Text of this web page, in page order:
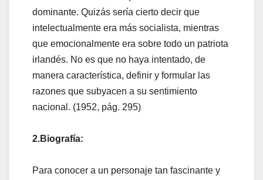
dominante. Quizás sería cierto decir que
intelectualmente era más socialista, mientras
que emocionalmente era sobre todo un patriota
irlandés. No es que no haya intentado, de
manera característica, definir y formular las
razones que subyacen a su sentimiento
nacional. (1952, pág. 295)
2.Biografía:
Para conocer a un personaje tan fascinante y